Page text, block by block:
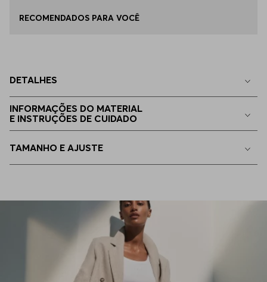
RECOMENDADOS PARA VOCÊ
DETALHES
INFORMAÇÕES DO MATERIAL
E INSTRUÇÕES DE CUIDADO
TAMANHO E AJUSTE